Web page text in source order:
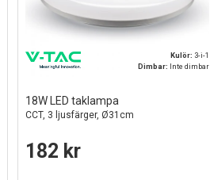
Kulör: 3-i-1
Dimbar: Inte dimbar
18W LED taklampa
CCT, 3 ljusfärger, Ø31cm
182 kr